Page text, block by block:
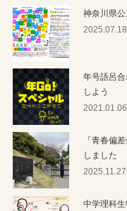
神奈川県
年号語呂
しよう
「青春偏
しました
中学理科